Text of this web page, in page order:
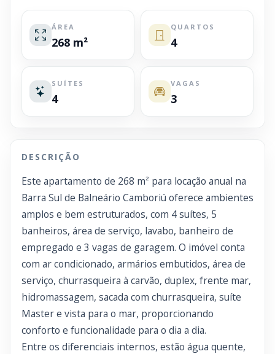
ÁREA
268 m²
QUARTOS
4
SUÍTES
4
VAGAS
3
DESCRIÇÃO
Este apartamento de 268 m² para locação anual na
Barra Sul de Balneário Camboriú oferece ambientes
amplos e bem estruturados, com 4 suítes, 5
banheiros, área de serviço, lavabo, banheiro de
empregado e 3 vagas de garagem. O imóvel conta
com ar condicionado, armários embutidos, área de
serviço, churrasqueira à carvão, duplex, frente mar,
hidromassagem, sacada com churrasqueira, suíte
Master e vista para o mar, proporcionando
conforto e funcionalidade para o dia a dia.
Entre os diferenciais internos, estão água quente,